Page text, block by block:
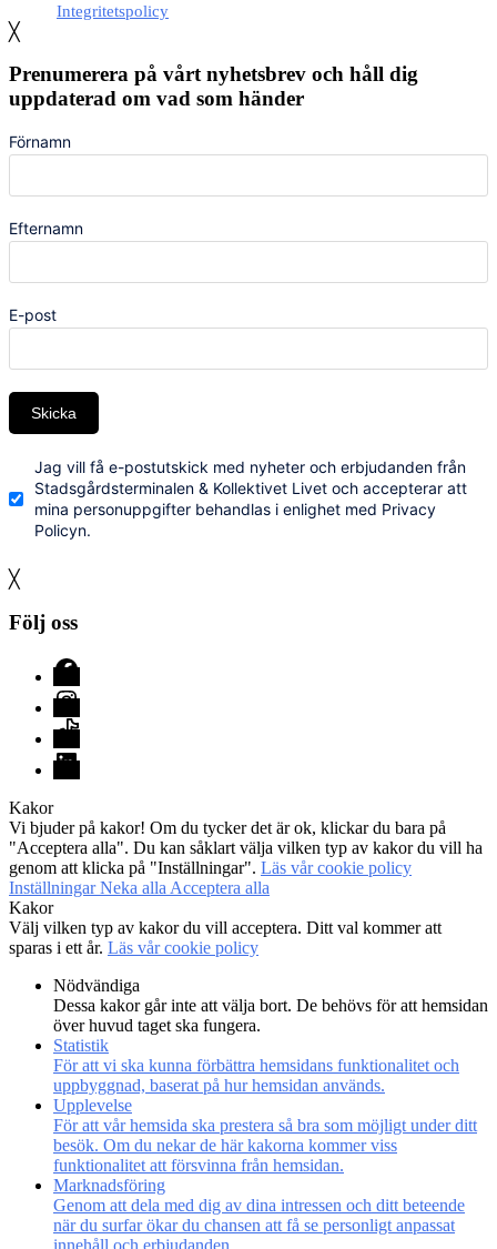
Integritetspolicy
╳
Prenumerera på vårt nyhetsbrev och håll dig
uppdaterad om vad som händer
Förnamn
Efternamn
E-post
Skicka
Jag vill få e-postutskick med nyheter och erbjudanden från
Stadsgårdsterminalen & Kollektivet Livet och accepterar att
mina personuppgifter behandlas i enlighet med Privacy
Policyn.
╳
Följ oss
Facebook
Instagram
TikTok
LinkedIn
Kakor
Vi bjuder på kakor! Om du tycker det är ok, klickar du bara på
"Acceptera alla". Du kan såklart välja vilken typ av kakor du vill ha
genom att klicka på "Inställningar". Läs vår cookie policy
InställningarNeka alla Acceptera alla
Kakor
Välj vilken typ av kakor du vill acceptera. Ditt val kommer att
sparas i ett år. Läs vår cookie policy
Nödvändiga
Dessa kakor går inte att välja bort. De behövs för att hemsidan
över huvud taget ska fungera.
Statistik
För att vi ska kunna förbättra hemsidans funktionalitet och
uppbyggnad, baserat på hur hemsidan används.
Upplevelse
För att vår hemsida ska prestera så bra som möjligt under ditt
besök. Om du nekar de här kakorna kommer viss
funktionalitet att försvinna från hemsidan.
Marknadsföring
Genom att dela med dig av dina intressen och ditt beteende
när du surfar ökar du chansen att få se personligt anpassat
innehåll och erbjudanden.